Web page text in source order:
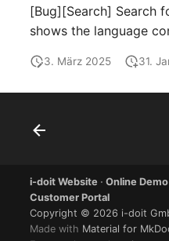
[Bug][Search] Search
shows the language
3. März 2025 31.
i-doit Website ·Online Demo
Customer Portal
Copyright © 2026 i-doit
Made with Material for